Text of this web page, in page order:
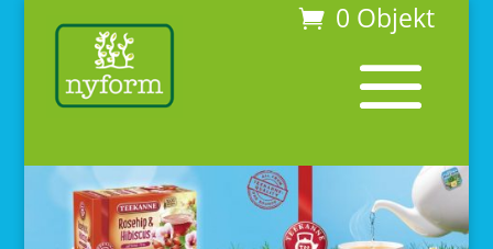
0 Objekt